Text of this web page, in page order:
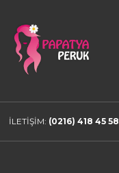
İLETİŞİM: (0216) 418 45 58